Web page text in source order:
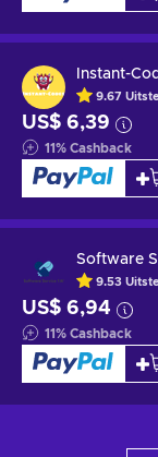
Instant-
9.67
US$ 6,39
11% Cashback
Software
9.53
US$ 6,94
11% Cashback